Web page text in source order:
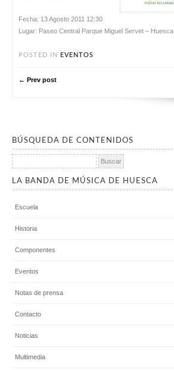
Fecha: 13 Agosto 2011 12:30
Lugar: Paseo Central Parque Miguel Servet – Huesca
POSTED IN EVENTOS
← Prev post
BÚSQUEDA DE CONTENIDOS
Buscar:
LA BANDA DE MÚSICA DE HUESCA
Escuela
Historia
Componentes
Eventos
Notas de prensa
Contacto
Noticias
Multimedia